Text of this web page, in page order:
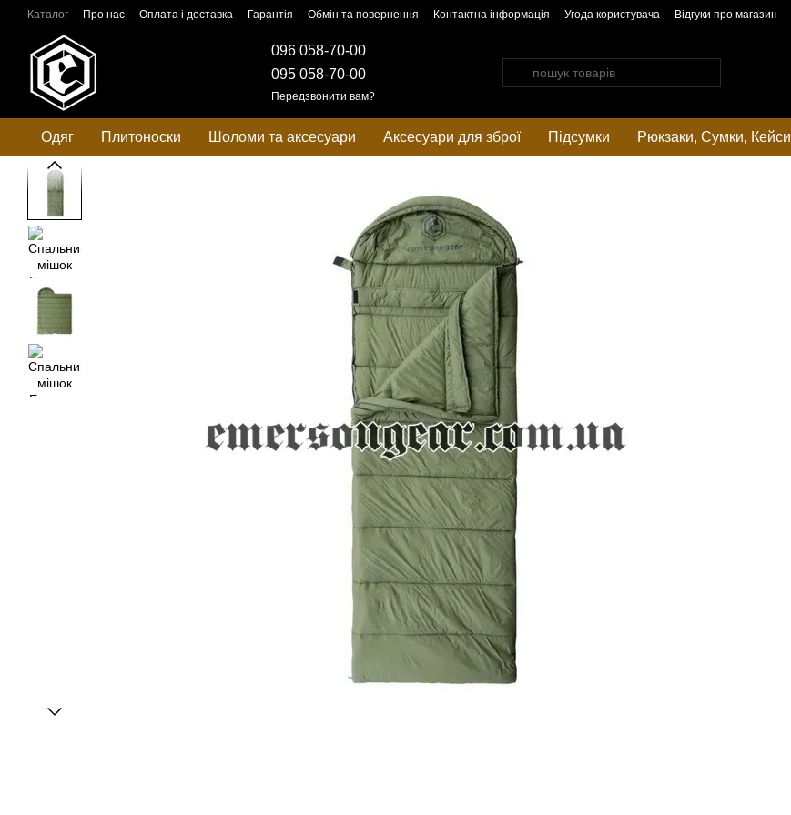
Перейти до основного контенту
Каталог Про нас Оплата і доставка Гарантія Обмін та повернення Контактна інформація Угода користувача Відгуки про магазин
096 058-70-00
095 058-70-00
Передзвонити вам?
Одяг Плитоноски Шоломи та аксесуари Аксесуари для зброї Підсумки Рюкзаки, Cумки, Кейси